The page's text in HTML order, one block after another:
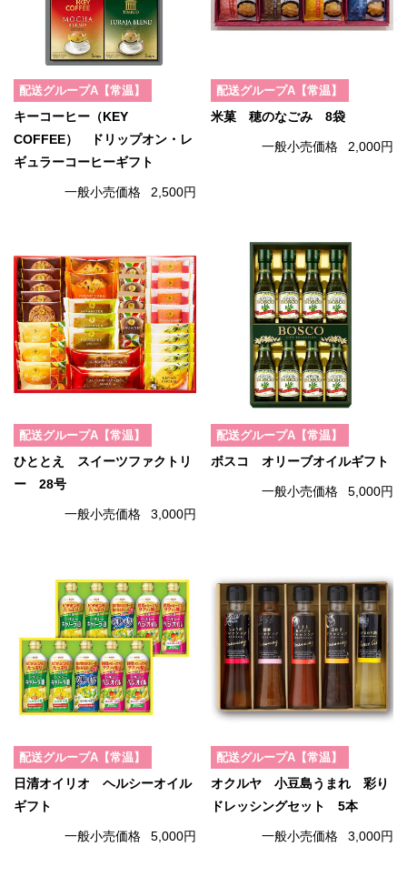
配送グループA【常温】
キーコーヒー（KEY
COFFEE） ドリップオン・レ
ギュラーコーヒーギフト
一般小売価格 2,500円
配送グループA【常温】
米菓 穂のなごみ 8袋
一般小売価格 2,000円
配送グループA【常温】
ひととえ スイーツファクトリ
ー 28号
一般小売価格 3,000円
配送グループA【常温】
ボスコ オリーブオイルギフト
一般小売価格 5,000円
配送グループA【常温】
日清オイリオ ヘルシーオイル
ギフト
一般小売価格 5,000円
配送グループA【常温】
オクルヤ 小豆島うまれ 彩り
ドレッシングセット 5本
一般小売価格 3,000円